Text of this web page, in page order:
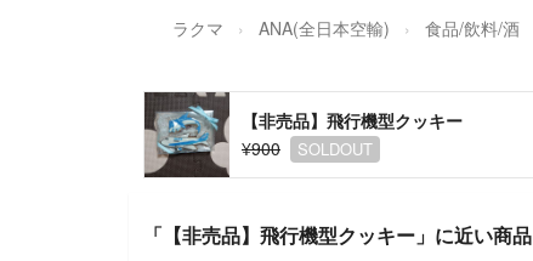
ラクマ ANA(全日本空輸) 食品/飲料/酒
【非売品】飛行機型クッキー
¥900
SOLDOUT
「【非売品】飛行機型クッキー」に近い商品